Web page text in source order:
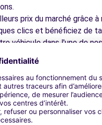
4.9
4.9
prix du marché grâce
clics et bénéficiez de
véhicule dans l'une de
pour faciliter le
intuitive vous permet
répondre à toutes vos
découvrir à